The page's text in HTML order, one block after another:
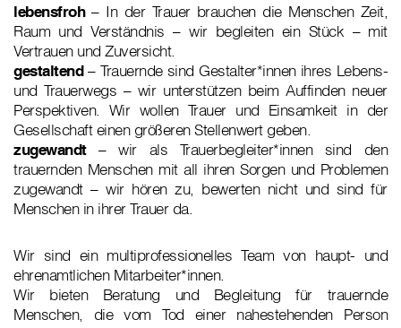
lebensfroh– In der Trauer brauchen die Menschen Zeit,
Raum und Verständnis – wir begleiten ein Stück – mit
Vertrauen und Zuversicht.
gestaltend– Trauernde sind Gestalter*innen ihres Lebens-
und Trauerwegs – wir unterstützen beim Auffinden neuer
Perspektiven. Wir wollen Trauer und Einsamkeit in der
Gesellschaft einen größeren Stellenwert geben.
zugewandt– wir als Trauerbegleiter*innen sind den
trauernden Menschen mit all ihren Sorgen und Problemen
zugewandt – wir hören zu, bewerten nicht und sind für
Menschen in ihrer Trauer da.
Wir sind ein multiprofessionelles Team von haupt- und
ehrenamtlichen Mitarbeiter*innen.
Wir bieten Beratung und Begleitung für trauernde
Menschen, die vom Tod einer nahestehenden Person